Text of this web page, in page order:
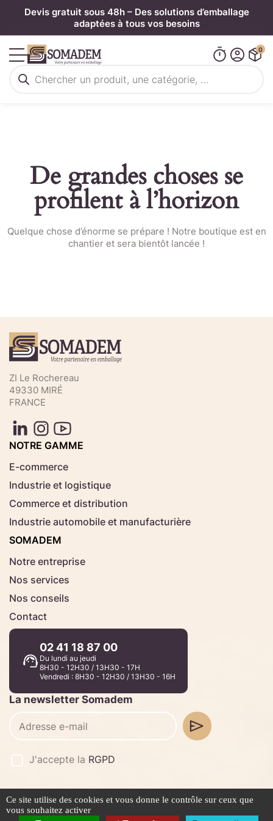
Devis gratuit sous 48h – Des solutions d’emballage
adaptées à tous vos besoins
de
0
De grandes choses se
profilent à l’horizon
Quelque chose d’énorme se prépare ! Notre boutique est en
chantier et sera bientôt lancée !
commande rapide
Aucun fichier
Télécharger
ZI Le Rochereau
49330 MIRÉ
FRANCE
NOTRE GAMME
E-commerce
Industrie et logistique
Commerce et distribution
Industrie automobile et manufacturière
SOMADEM
Notre entreprise
Nos services
Nos conseils
Contact
02 41 18 87 00
Du lundi au jeudi
8H30 - 12H30 / 13H30 - 17H
Vendredi : 8H30 - 12H30 / 13H30 - 16H
La newsletter Somadem
J'accepte la RGPD
©2026 -Stafe.fr
Mentions légales
Politique de confidentialité
Panneau de gestion des cookies
Ce site utilise des cookies et vous donne le contrôle sur ceux que
vous souhaitez activer